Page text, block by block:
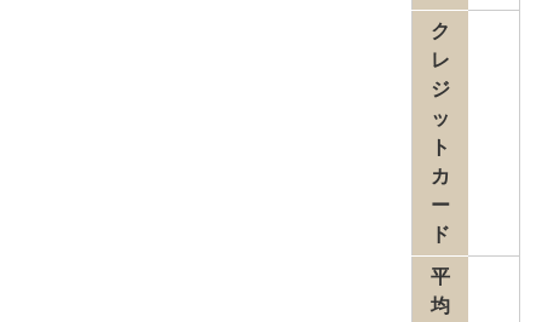
ク
レ
ジ
ッ
ト
カ
ー
ド
平
均